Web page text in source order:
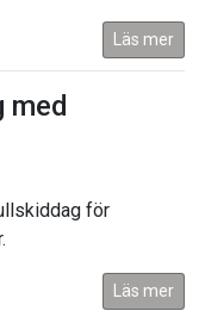
Läs mer
med
för
Läs mer